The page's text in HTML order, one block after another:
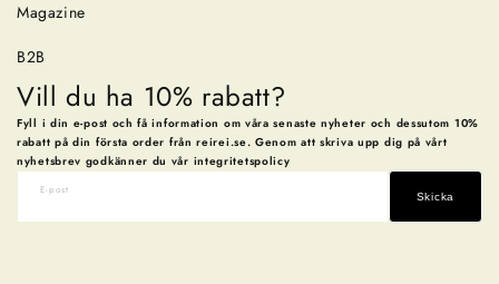
Magazine
B2B
Vill du ha 10% rabatt?
Fyll i din e-post och få information om våra senaste nyheter och dessutom 10%
rabatt på din första order från reirei.se. Genom att skriva upp dig på vårt
nyhetsbrev godkänner du vår integritetspolicy
E-post
Skicka